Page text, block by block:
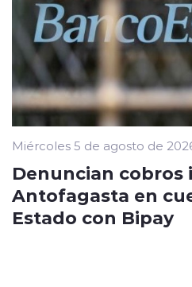
Miércoles 5 de agosto de
Denuncian cobros
Antofagasta en
Estado con Bipay